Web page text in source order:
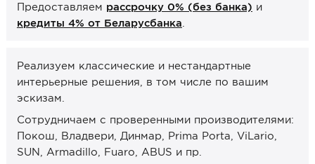
Онлайн-формат работы
Оплата
Рассрочка 0% (без банка)
Кредиты 4% от Беларусбанка
Карты рассрочек
Предоставляем рассрочку 0% (без банка) и
кредиты 4% от Беларусбанка
Реализуем классические и нестандартные
интерьерные решения, в том числе по вашим
эскизам.
Сотрудничаем с проверенными производителями:
Покош, Владвери, Динмар, Prima Porta, ViLario,
SUN, Armadillo, Fuaro, ABUS и пр.